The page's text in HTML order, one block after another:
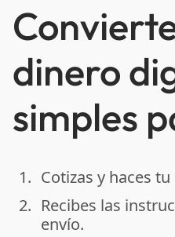
dinero
simples
done
1. Cotizas y haces
done
2. Recibes las
envío.